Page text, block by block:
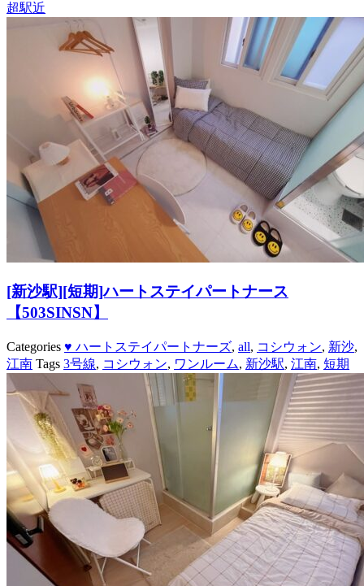
超駅近
[新沙駅][短期]ハートステイパートナース
【503SINSN】
Categories ♥ ハートステイパートナーズ, all, コシウォン, 新沙,
江南 Tags 3号線, コシウォン, ワンルーム, 新沙駅, 江南, 短期